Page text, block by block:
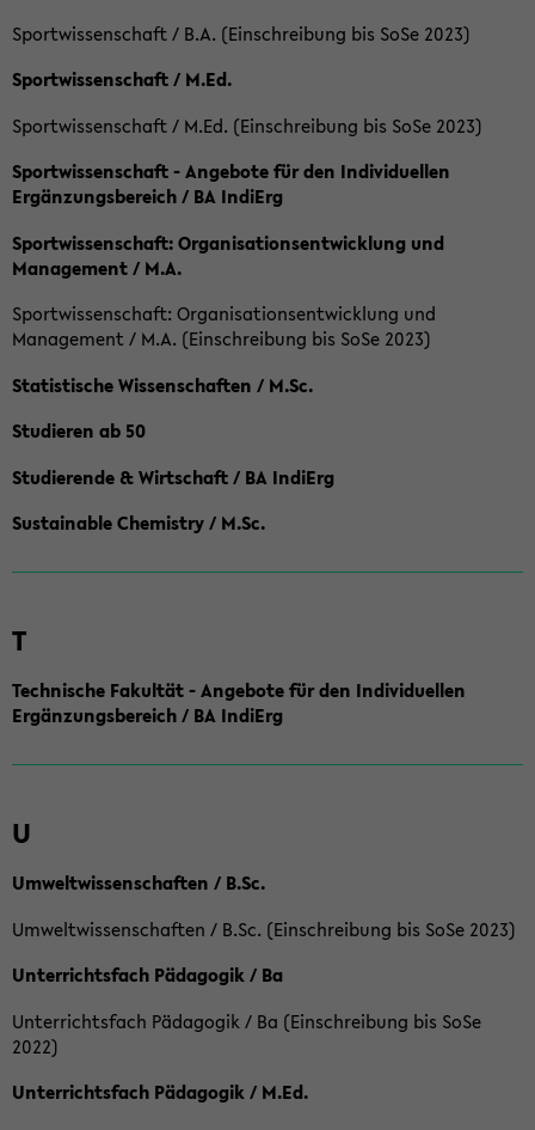
Sportwissenschaft / B.A. (Einschreibung bis SoSe 2023)
Sportwissenschaft / M.Ed.
Sportwissenschaft / M.Ed. (Einschreibung bis SoSe 2023)
Sportwissenschaft - Angebote für den Individuellen
Ergänzungsbereich / BA IndiErg
Sportwissenschaft: Organisationsentwicklung und
Management / M.A.
Sportwissenschaft: Organisationsentwicklung und
Management / M.A. (Einschreibung bis SoSe 2023)
Statistische Wissenschaften / M.Sc.
Studieren ab 50
Studierende & Wirtschaft / BA IndiErg
Sustainable Chemistry / M.Sc.
T
Technische Fakultät - Angebote für den Individuellen
Ergänzungsbereich / BA IndiErg
U
Umweltwissenschaften / B.Sc.
Umweltwissenschaften / B.Sc. (Einschreibung bis SoSe 2023)
Unterrichtsfach Pädagogik / Ba
Unterrichtsfach Pädagogik / Ba (Einschreibung bis SoSe
2022)
Unterrichtsfach Pädagogik / M.Ed.